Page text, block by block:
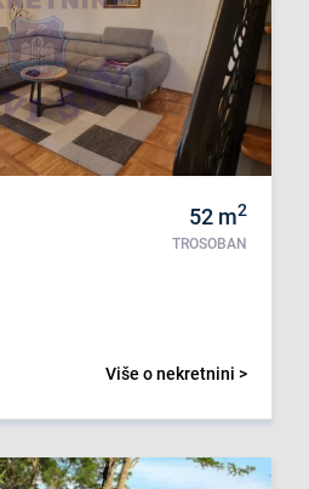
52 m2
TROSOBAN
Više o nekretnini >